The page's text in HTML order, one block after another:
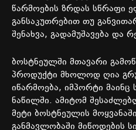
წარმოების ზრდას სწრაფი
განსაკუთრებით თუ
შენახვა, გადამუშავება და
ბოსტნეულში მთავარი
პროდუქტი მხოლოდ ღია
იწარმოება, იმპორტი მაინც
ნაწილში. ამიტომ
მეტი ბოსტნეულის მოყვანაში
განმავლობაში მიწოდების